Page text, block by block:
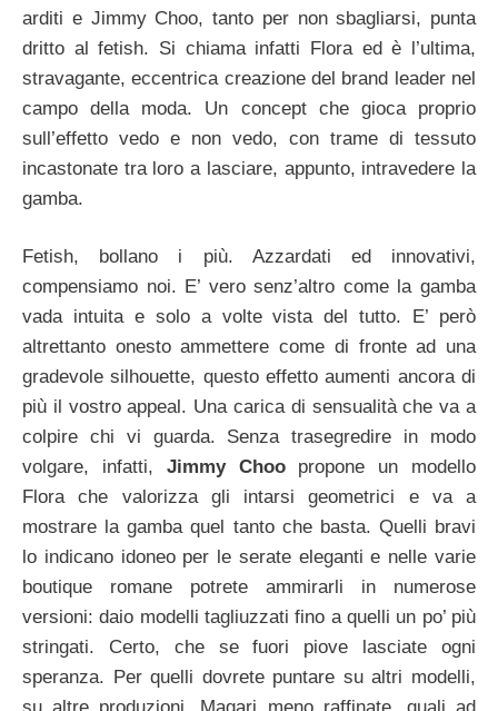
arditi e Jimmy Choo, tanto per non sbagliarsi, punta
dritto al fetish. Si chiama infatti Flora ed è l’ultima,
stravagante, eccentrica creazione del brand leader nel
campo della moda. Un concept che gioca proprio
sull’effetto vedo e non vedo, con trame di tessuto
incastonate tra loro a lasciare, appunto, intravedere la
gamba.
Fetish, bollano i più. Azzardati ed innovativi,
compensiamo noi. E’ vero senz’altro come la gamba
vada intuita e solo a volte vista del tutto. E’ però
altrettanto onesto ammettere come di fronte ad una
gradevole silhouette, questo effetto aumenti ancora di
più il vostro appeal. Una carica di sensualità che va a
colpire chi vi guarda. Senza trasegredire in modo
volgare, infatti, Jimmy Choopropone un modello
Flora che valorizza gli intarsi geometrici e va a
mostrare la gamba quel tanto che basta. Quelli bravi
lo indicano idoneo per le serate eleganti e nelle varie
boutique romane potrete ammirarli in numerose
versioni: daio modelli tagliuzzati fino a quelli un po’ più
stringati. Certo, che se fuori piove lasciate ogni
speranza. Per quelli dovrete puntare su altri modelli,